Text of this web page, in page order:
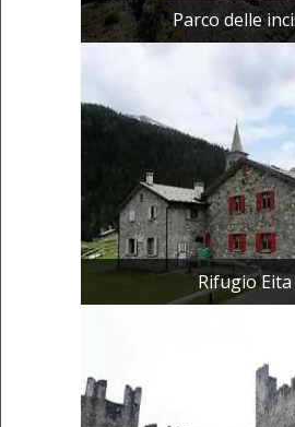
Parco delle
Rifugio Eita